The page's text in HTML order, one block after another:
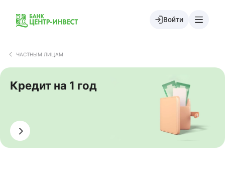
Войти
ЧАСТНЫМ ЛИЦАМ
Кредит на 1 год
Оформить